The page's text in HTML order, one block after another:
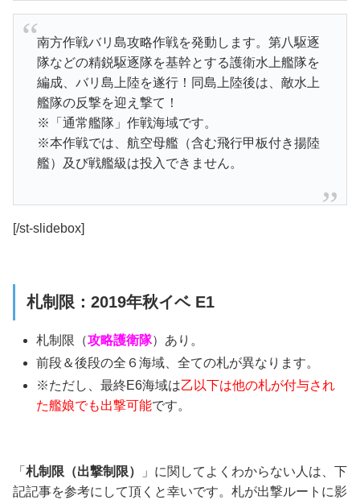
南方作戦バリ島攻略作戦を発動します。第八駆逐
隊などの精鋭駆逐隊を基幹とする護衛水上艦隊を
編成、バリ島上陸を遂行！同島上陸後は、敵水上
艦隊の反撃を迎え撃て！
※「通常艦隊」作戦海域です。
※本作戦では、航空母艦（含む飛行甲板付き揚陸
艦）及び戦艦級は投入できません。
[/st-slidebox]
札制限：2019年秋イベ E1
札制限（攻略護衛隊）あり。
前段＆後段の全６海域、全ての札が異なります。
※ただし、最終E6海域は乙以下は他の札が付与され
た艦娘でも出撃可能です。
「 札制限（出撃制限）
」に関してよくわからない人は、下
記記事を参考にして頂くと幸いです。 札が出撃ルートに影